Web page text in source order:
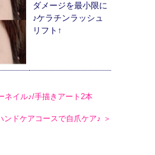
ダメージを最小限に
♪ケラチンラッシュ
リフト↑
ネイル♪/手描きアート2本
ンドケアコースで自爪ケア♪ ＞